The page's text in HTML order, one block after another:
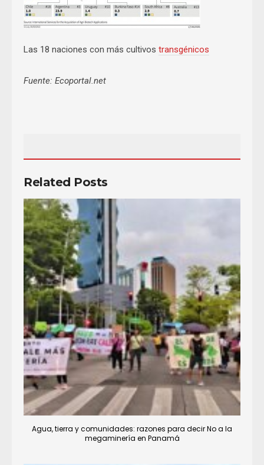
Las 18 naciones con más cultivos transgénicos
Fuente: Ecoportal.net
Related Posts
Agua, tierra y comunidades: razones para decir No a la
megaminería en Panamá